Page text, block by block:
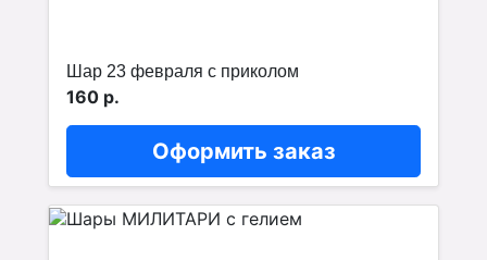
Шар 23 февраля с приколом
160 р.
Оформить заказ